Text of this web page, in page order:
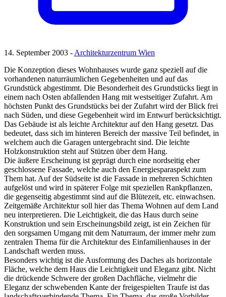
14. September 2003 -Architekturzentrum Wien
Die Konzeption dieses Wohnhauses wurde ganz speziell auf die
vorhandenen naturräumlichen Gegebenheiten und auf das
Grundstück abgestimmt. Die Besonderheit des Grundstücks liegt in
einem nach Osten abfallenden Hang mit westseitiger Zufahrt. Am
höchsten Punkt des Grundstücks bei der Zufahrt wird der Blick frei
nach Süden, und diese Gegebenheit wird im Entwurf berücksichtigt.
Das Gebäude ist als leichte Architektur auf den Hang gesetzt. Das
bedeutet, dass sich im hinteren Bereich der massive Teil befindet, in
welchem auch die Garagen untergebracht sind. Die leichte
Holzkonstruktion steht auf Stützen über dem Hang.
Die äußere Erscheinung ist geprägt durch eine nordseitig eher
geschlossene Fassade, welche auch den Energiesparaspekt zum
Them hat. Auf der Südseite ist die Fassade in mehreren Schichten
aufgelöst und wird in späterer Folge mit speziellen Rankpflanzen,
die gegenseitig abgestimmt sind auf die Blütezeit, etc. einwachsen.
Zeitgemäße Architektur soll hier das Thema Wohnen auf dem Land
neu interpretieren. Die Leichtigkeit, die das Haus durch seine
Konstruktion und sein Erscheinungsbild zeigt, ist ein Zeichen für
den sorgsamen Umgang mit dem Naturraum, der immer mehr zum
zentralen Thema für die Architektur des Einfamilienhauses in der
Landschaft werden muss.
Besonders wichtig ist die Ausformung des Daches als horizontale
Fläche, welche dem Haus die Leichtigkeit und Eleganz gibt. Nicht
die drückende Schwere der großen Dachfläche, vielmehr die
Eleganz der schwebenden Kante der freigespielten Traufe ist das